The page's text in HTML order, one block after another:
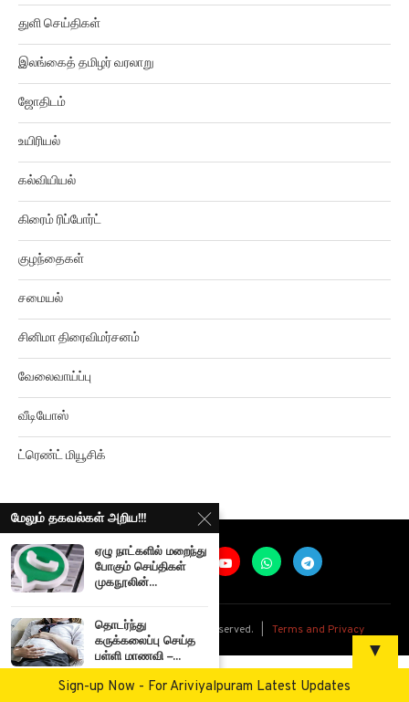
துளி செய்திகள்
இலங்கைத் தமிழர் வரலாறு
ஜோதிடம்
உயிரியல்
கல்வியியல்
கிரைம் ரிப்போர்ட்
குழந்தைகள்
சமையல்
சினிமா திரைவிமர்சனம்
வேலைவாய்ப்பு
வீடியோஸ்
ட்ரெண்ட் மியூசிக்
@2026Ariviyalpuram. All rights reserved. |
மேலும் தகவல்கள் அறிய!!!
ஏழு நாட்களில் மறைந்து
போகும் செய்திகள்
முகநூலின்...
தொடர்ந்து
கருக்கலைப்பு செய்த
பள்ளி மாணவி –...
▼
Sign-up Now - For Ariviyalpuram Latest Updates